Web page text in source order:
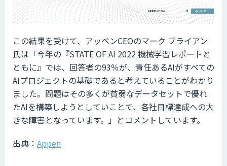
この結果を受けて、アッペンCEOのマーク ブライアン
氏は「今年の『STATE OF AI 2022 機械学習レポートと
ともに』では、回答者の93％が、責任あるAIがすべての
AIプロジェクトの基礎であると考えていることがわかり
ました。問題はその多くが貧弱なデータセットで優れ
たAIを構築しようとしていことで、各社目標達成への大
きな障害となっています。」とコメントしています。
出典： Appen